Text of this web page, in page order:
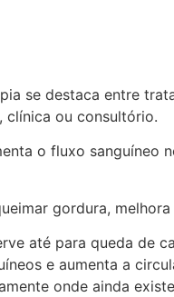
se destaca entre
clínica ou consultório.
o fluxo
gordura,
até para queda de
e aumenta a
onde ainda